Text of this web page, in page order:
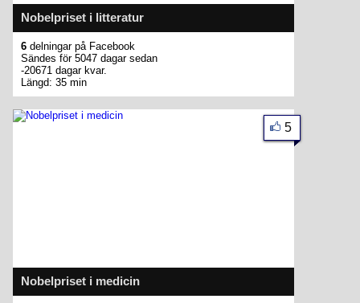
Nobelpriset i litteratur
6 delningar på Facebook
Sändes för 5047 dagar sedan
-20671 dagar kvar.
Längd: 35 min
Nobelpriset i medicin
5